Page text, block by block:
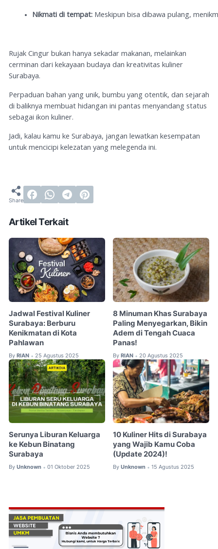
Nikmati di tempat: Meskipun bisa dibawa pulang,
Rujak Cingur bukan hanya sekadar makanan, melainkan
cerminan dari kekayaan budaya dan kreativitas kuliner
Surabaya.
Perpaduan bahan yang unik, bumbu yang otentik, dan sejarah
di baliknya membuat hidangan ini pantas menyandang status
sebagai ikon kuliner.
Jadi, kalau kamu ke Surabaya, jangan lewatkan kesempatan
untuk mencicipi kelezatan yang melegenda ini.
Artikel Terkait
Jadwal Festival Kuliner
Surabaya: Berburu
Kenikmatan di Kota
Pahlawan
By RIAN • 25 Agustus 2025
8 Minuman Khas Surabaya
Paling Menyegarkan, Bikin
Adem di Tengah Cuaca
Panas!
By RIAN • 20 Agustus 2025
Serunya Liburan Keluarga
ke Kebun Binatang
Surabaya
By Unknown • 01 Oktober 2025
10 Kuliner Hits di Surabaya
yang Wajib Kamu Coba
(Update 2024)!
By Unknown • 15 Agustus 2025